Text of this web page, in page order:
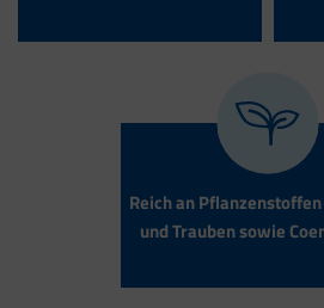
Reich an
und Trauben sowie